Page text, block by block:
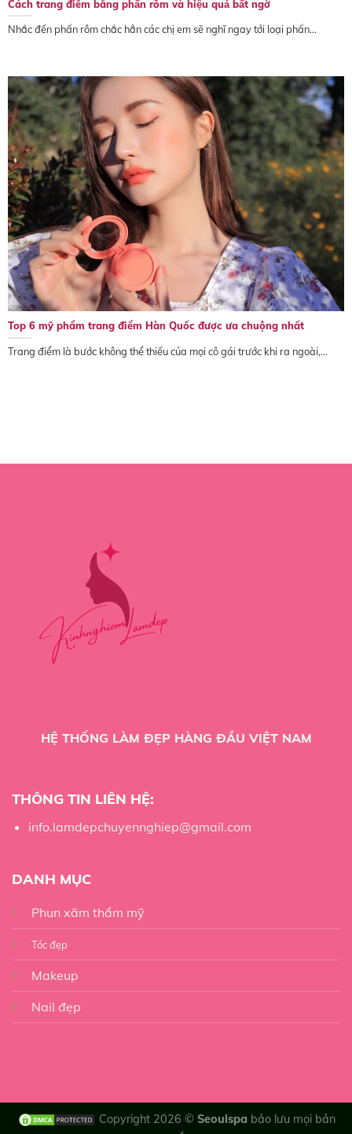
Cách trang điểm bằng phấn rôm và hiệu quả bất ngờ
Nhắc đến phấn rôm chắc hẳn các chị em sẽ nghĩ ngay tới loại phấn...
Top 6 mỹ phẩm trang điểm Hàn Quốc được ưa chuộng nhất
Trang điểm là bước không thể thiếu của mọi cô gái trước khi ra ngoài,...
HỆ THỐNG LÀM ĐẸP HÀNG ĐẦU VIỆT NAM
THÔNG TIN LIÊN HỆ:
info.lamdepchuyennghiep@gmail.com
DANH MỤC
Phun xăm thẩm mỹ
Tóc đẹp
Makeup
Nail đẹp
Copyright 2026 © Seoulspabảo lưu mọi bản